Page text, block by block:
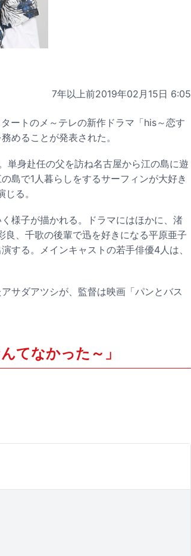
7年以上前2019年02月15日 6:05
ートのメ～テレの新作ドラマ「his～恋す
めることが発表された。
単身赴任の父を訪ね名古屋から江の島に遊
島で1人暮らしをするサーフィンが大好き
る。
様子が描かれる。ドラマにはほかに、渚
良、千歌の後輩で迅を好きになる平原亜子
する。メインキャストの若手俳優4人は、
サダアツシが、監督は映画「パンとバス
てなかった～」